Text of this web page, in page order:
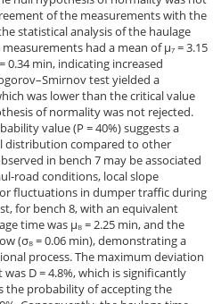
of the measurements with the
statistical analysis of the haulage
had a mean of μ₇ = 3.15
0.34 min, indicating increased
test yielded a
was lower than the critical value
of normality was not rejected.
value (P = 40%) suggests a
distribution compared to other
in bench 7 may be associated
road conditions, local slope
fluctuations in dumper traffic during
for bench 8, with an equivalent
time was μ₈ = 2.25 min, and the
(σ₈ = 0.06 min), demonstrating a
process. The maximum deviation
D = 4.8%, which is significantly
the probability of accepting the